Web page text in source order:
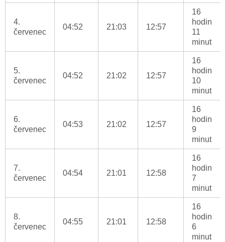
4.
červenec
04:52 21:03 12:57
16
hodin
11
minut
5.
červenec
04:52 21:02 12:57
16
hodin
10
minut
6.
červenec
04:53 21:02 12:57
16
hodin
9
minut
7.
červenec
04:54 21:01 12:58
16
hodin
7
minut
8.
červenec
04:55 21:01 12:58
16
hodin
6
minut